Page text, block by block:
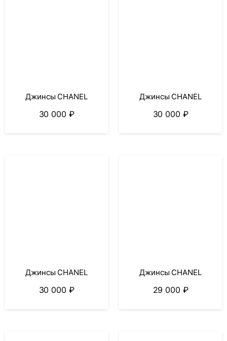
Джинсы CHANEL
30 000 ₽
Джинсы CHANEL
30 000 ₽
Джинсы CHANEL
30 000 ₽
Джинсы CHANEL
29 000 ₽